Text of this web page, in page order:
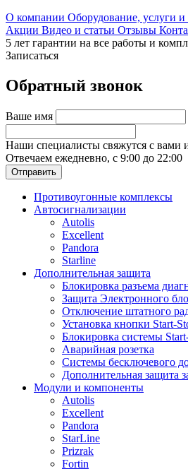
О компании Оборудование, услуги
Акции Видео и статьи Отзывы
5 лет гарантии на все работы и
Записаться
Обратный звонок
Ваше имя
Наши специалисты свяжутся с вами
Отвечаем ежедневно, с 9:00 до 22:00
Отправить
Противоугонные комплексы
Автосигнализации
Autolis
Excellent
Pandora
Starline
Дополнительная защита
Блокировка разъема
Защита Электронного
Отключение штатного
Установка кнопки Start-
Блокировка системы
Аварийная розетка
Системы бесключевого
Дополнительная защита
Модули и компоненты
Autolis
Excellent
Pandora
StarLine
Prizrak
Fortin